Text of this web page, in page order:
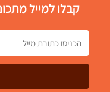
קבלו למייל